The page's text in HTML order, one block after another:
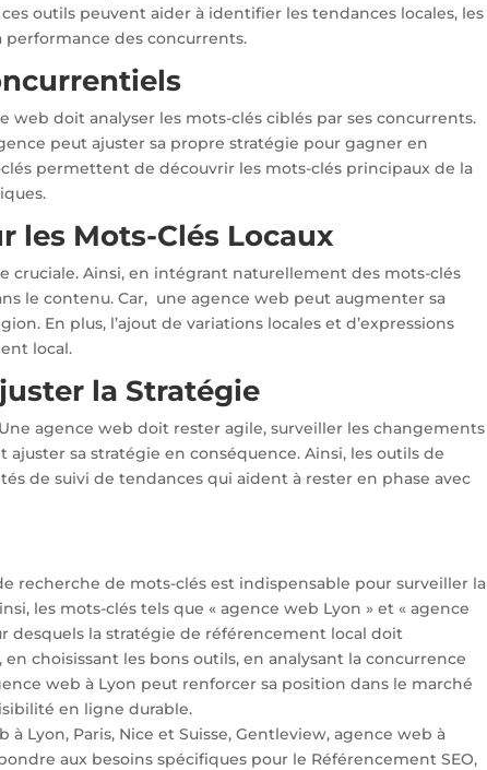
outils peuvent aider à identifier les tendances locales, les
performance des concurrents.
web doit analyser les mots-clés ciblés par ses concurrents.
peut ajuster sa propre stratégie pour gagner en
permettent de découvrir les mots-clés principaux de la
les Mots-Clés Locaux
cruciale. Ainsi, en intégrant naturellement des mots-clés
le contenu. Car, une agence web peut augmenter sa
En plus, l’ajout de variations locales et d’expressions
local.
la Stratégie
agence web doit rester agile, surveiller les changements
sa stratégie en conséquence. Ainsi, les outils de
de suivi de tendances qui aident à rester en phase avec
recherche de mots-clés est indispensable pour surveiller la
les mots-clés tels que « agence web Lyon » et « agence
desquels la stratégie de référencement local doit
choisissant les bons outils, en analysant la concurrence
web à Lyon peut renforcer sa position dans le marché
en ligne durable.
Lyon, Paris, Nice et Suisse, Gentleview, agence web à
aux besoins spécifiques pour le Référencement SEO,